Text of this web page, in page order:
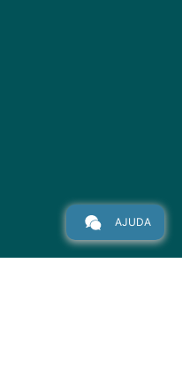
AJUDA